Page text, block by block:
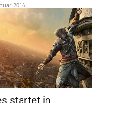
2016
startet in